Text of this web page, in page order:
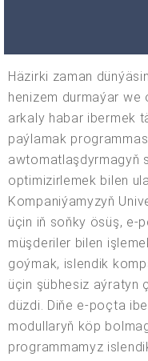
Häzirki zaman
henizem durmaýar we
arkaly habar ibermek
paýlamak
awtomatlaşdyrmagyň
optimizirlemek bilen
Kompaniýamyzyň
üçin iň soňky ösüş, e-
müşderiler bilen
goýmak, islendik
üçin şübhesiz aýratyn
düzdi. Diňe e-poçta
modullaryň köp
programmamyz